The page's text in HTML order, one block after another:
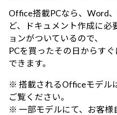
Office搭載PCなら、Word
ど、ドキュメント作成に
ョンがついているので、
PCを買ったその日からす
できます。
※ 搭載されるOfficeモデル
ご覧ください。
※ 一部モデルにて、お客様